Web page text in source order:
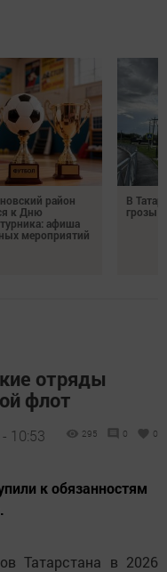
район
к Дню
афиша
мероприятий
В
грозы
отряды
флот
10:53 295 0 0
к обязанностям
Татарстана в 2026